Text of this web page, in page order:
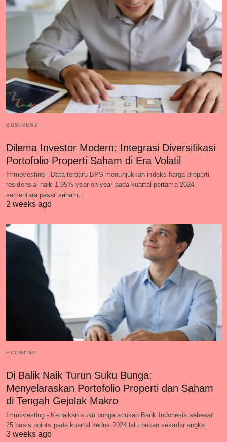
BUSINESS
Dilema Investor Modern: Integrasi Diversifikasi
Portofolio Properti Saham di Era Volatil
Immovesting - Data terbaru BPS menunjukkan indeks harga properti
residensial naik 1,95% year-on-year pada kuartal pertama 2024,
sementara pasar saham…
2 weeks ago
ECONOMY
Di Balik Naik Turun Suku Bunga:
Menyelaraskan Portofolio Properti dan Saham
di Tengah Gejolak Makro
Immovesting - Kenaikan suku bunga acukan Bank Indonesia sebesar
25 basis points pada kuartal kedua 2024 lalu bukan sekadar angka…
3 weeks ago